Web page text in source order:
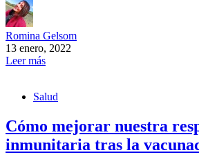
Romina Gelsom
13 enero, 2022
Leer más
Salud
Cómo mejorar nuestra
inmunitaria tras la